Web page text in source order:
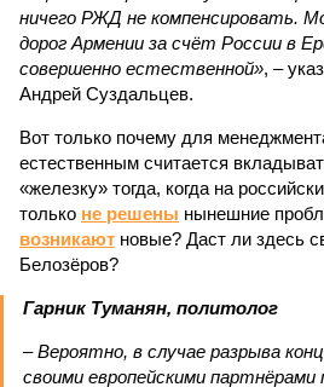
ничего РЖД не компенсировать.
дорог Армении за счёт России в
совершенно естественной», –
Андрей Суздальцев.
Вот только почему для
естественным считается
«железку» тогда, когда на
только не решены нынешние
возникают новые? Даст ли здесь
Белозёров?
Гарник Туманян, политолог
– Вероятно, в случае разрыва
своими европейскими партнёрами